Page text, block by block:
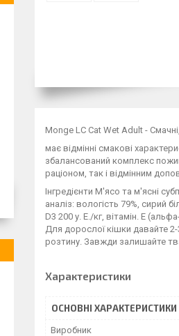
Monge LC Cat Wet Adult -
має відмінні смакові
збалансований комплекс
раціоном, так і відмінним
Інгредієнти М'ясо та м'ясні
аналіз: вологість 79%, сирий
D3 200 у. Е./кг, вітамін. Е
Для дорослої кішки давайте 2-
розтину. Завжди залишайте
Характеристики
ОСНОВНІ ХАРАКТЕРИСТИКИ
Виробник